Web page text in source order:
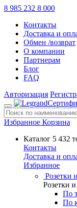
8 985 232 8 000
Контакты
Доставка и
Обмен /возврат
О компании
Партнерам
Блог
FAQ
Авторизация
Избранное Корзина
Каталог 5 432
Контакты
Доставка и
Избранное
Розетки
Розетки
По
По